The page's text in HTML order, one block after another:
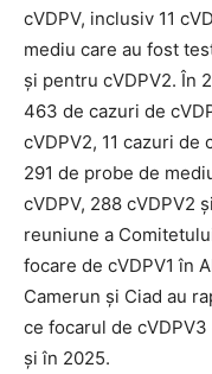
cVDPV, inclusiv 11
mediu care au fost
și pentru cVDPV2. În
463 de cazuri de
cVDPV2, 11 cazuri de
291 de probe de
cVDPV, 288 cVDPV2
reuniune a
focare de cVDPV1 în
Camerun și Ciad au
ce focarul de
și în 2025.